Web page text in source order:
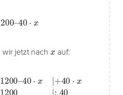
– 40
jetzt nach auf:
x⇔40 x= 1200 : 40⇔ =